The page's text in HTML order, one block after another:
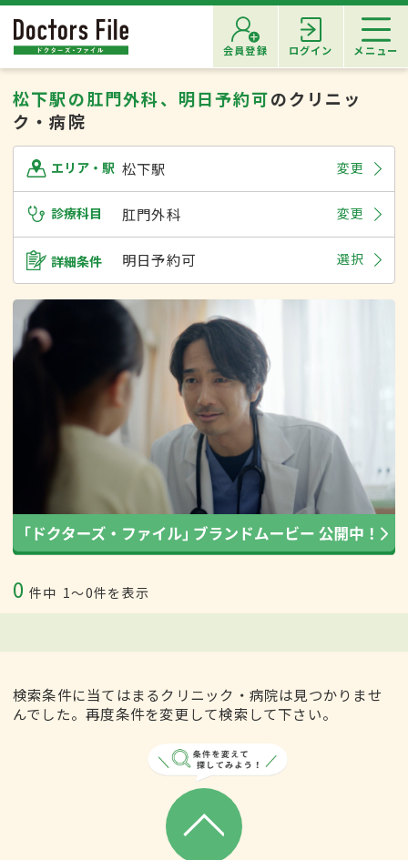
会員登録 ログイン メニュー
松下駅の肛門外科、明日予約可のクリニッ
ク・病院
エリア・駅 松下駅 変更
診療科目 肛門外科 変更
詳細条件 明日予約可 選択
0 件中 1〜0件を表示
検索条件に当てはまるクリニック・病院は見つかりませ
んでした。再度条件を変更して検索して下さい。